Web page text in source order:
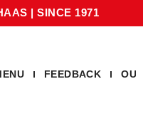
| SINCE 1971
FEEDBACK